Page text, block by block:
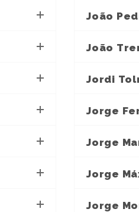
João
João
Jordi
Jorge
Jorge
Jorge
Jorge